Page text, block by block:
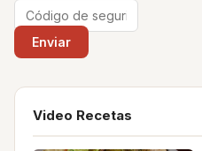
Video Recetas